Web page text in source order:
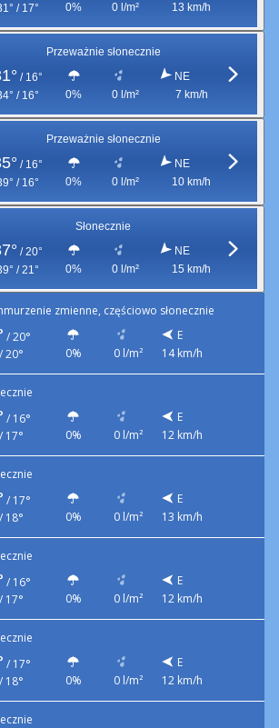
/ 17°
0% 0 l/m²
13 km/h
Przeważnie słonecznie
/ 16°
/ 16°
0% 0 l/m²
NE
7 km/h
Przeważnie słonecznie
/ 16°
/ 16°
0% 0 l/m²
NE
10 km/h
Słonecznie
/ 20°
/ 21°
0% 0 l/m²
NE
15 km/h
zmienne, częściowo słonecznie
/ 20°
20°
0% 0 l/m²
E
14 km/h
/ 16°
17°
0% 0 l/m²
E
12 km/h
/ 17°
18°
0% 0 l/m²
E
13 km/h
/ 16°
17°
0% 0 l/m²
E
12 km/h
/ 17°
18°
0% 0 l/m²
E
12 km/h